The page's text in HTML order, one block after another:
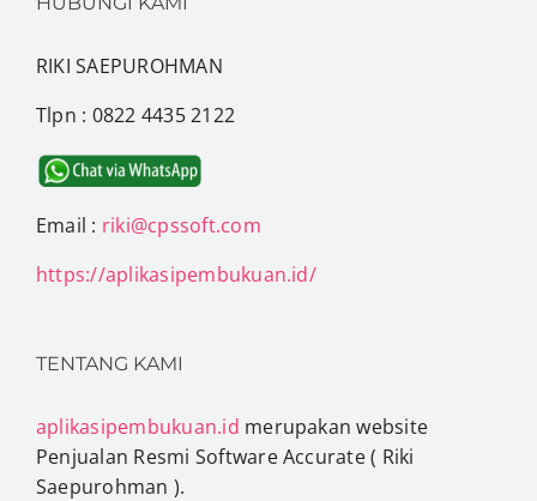
RIKI SAEPUROHMAN
Tlpn : 0822 4435 2122
Email : riki@cpssoft.com
https://aplikasipembukuan.id/
TENTANG KAMI
aplikasipembukuan.id merupakan website
Penjualan Resmi Software Accurate ( Riki
Saepurohman ).